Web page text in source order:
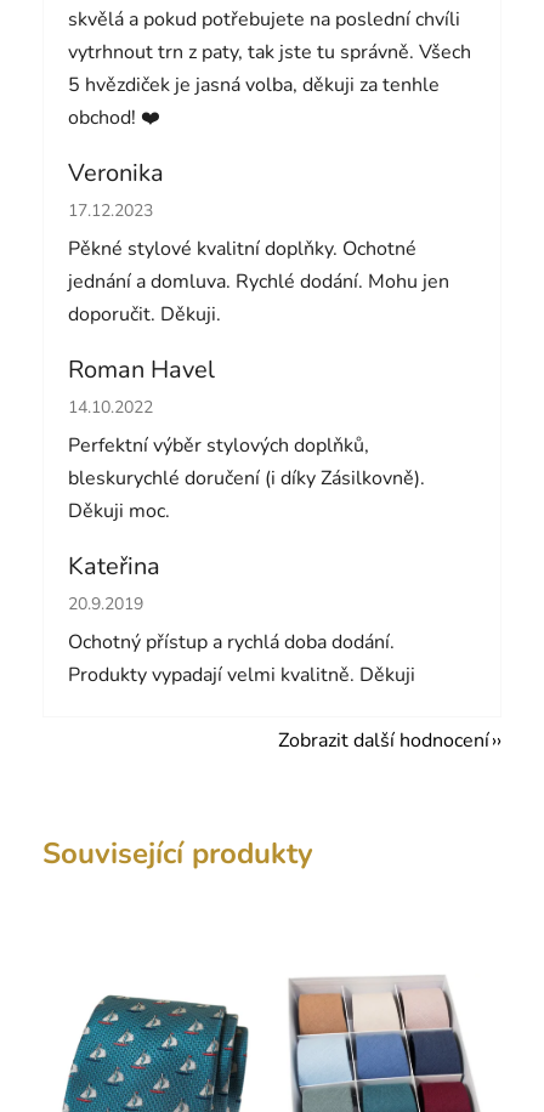
skvělá a pokud potřebujete na poslední chvíli
vytrhnout trn z paty, tak jste tu správně. Všech
5 hvězdiček je jasná volba, děkuji za tenhle
obchod! ❤️
Veronika
Hodnocení obchodu je 5 z 5 hvězdiček.
17.12.2023
Pěkné stylové kvalitní doplňky. Ochotné
jednání a domluva. Rychlé dodání. Mohu jen
doporučit. Děkuji.
Roman Havel
Hodnocení obchodu je 5 z 5 hvězdiček.
14.10.2022
Perfektní výběr stylových doplňků,
bleskurychlé doručení (i díky Zásilkovně).
Děkuji moc.
Kateřina
Hodnocení obchodu je 5 z 5 hvězdiček.
20.9.2019
Ochotný přístup a rychlá doba dodání.
Produkty vypadají velmi kvalitně. Děkuji
Zobrazit další hodnocení
Související produkty